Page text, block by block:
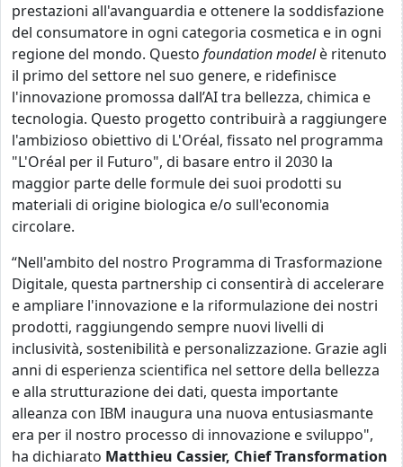
prestazioni all'avanguardia e ottenere la soddisfazione
del consumatore in ogni categoria cosmetica e in ogni
regione del mondo. Questo foundation modelè ritenuto
il primo del settore nel suo genere, e ridefinisce
l'innovazione promossa dall’AI tra bellezza, chimica e
tecnologia. Questo progetto contribuirà a raggiungere
l'ambizioso obiettivo di L'Oréal, fissato nel programma
"L'Oréal per il Futuro", di basare entro il 2030 la
maggior parte delle formule dei suoi prodotti su
materiali di origine biologica e/o sull'economia
circolare.
“Nell'ambito del nostro Programma di Trasformazione
Digitale, questa partnership ci consentirà di accelerare
e ampliare l'innovazione e la riformulazione dei nostri
prodotti, raggiungendo sempre nuovi livelli di
inclusività, sostenibilità e personalizzazione. Grazie agli
anni di esperienza scientifica nel settore della bellezza
e alla strutturazione dei dati, questa importante
alleanza con IBM inaugura una nuova entusiasmante
era per il nostro processo di innovazione e sviluppo",
ha dichiarato Matthieu Cassier, Chief Transformation